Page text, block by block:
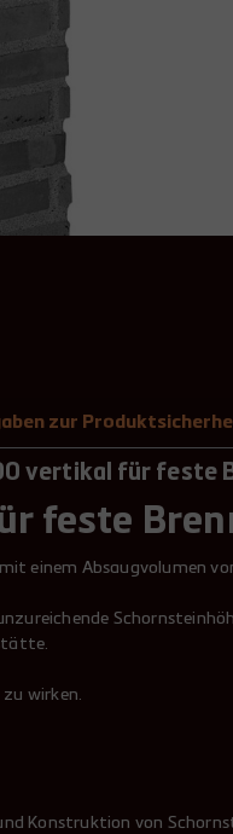
zur
vertikal für feste
feste
einem Absaugvolumen
wirken.
Konstruktion von